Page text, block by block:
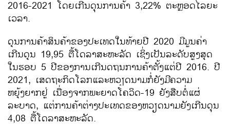
2016-2021 ​ໂດຍ​ເກີນ​ດຸນ​ການ​ຄ້າ 3,22% ຕະຫຼອດ​ໄລ​ຍະ​
ເວລາ.
ດຸນ​ການ​ຄ້າ​ສິນ​ຄ້າ​ຂອງ​ປະ​ເທດ​ໃນ​ທ້າຍ​ປີ 2020 ມີ​ມູນ​ຄ່າ​
ເກີນ​ດຸນ 19,95 ຕື້​ໂດ​ລາ​ສະຫະລັດ ​ເຊິ່ງ​ເປັນ​ລະດັບ​ສູງ​ສຸດ​
ໃນ​ຮອບ 5 ປີ​ຂອງ​ການ​ເກີນ​ດຖນການ​ຄ້າ​ຕັ້ງ​ແຕ່​ປີ 2016. ປີ
2021, ​ເສດຖະກິດ​ໂລກ​ແລະ​ຫວຽດນາມ​ກໍ່​ຍັງມີຄວາມ​
ຫຍຸ້ງຍາກ​ຢູ່​ ເນື່ອງ​ຈາກພະຍາດ​ໂຄ​ວິດ-19 ຍັງ​ສືບ​ຕໍ່ແຜ່​
ລະບາດ​, ​ແຕ່ການ​ຄ້າ​ຕ່າງປະ​ເທດ​ຂອງ​ຫວຽດນາມ​ຍັງ​ເກີນ​ດຸນ
4,08 ຕື້​ໂດ​ລາ​ສະຫະລັດ.